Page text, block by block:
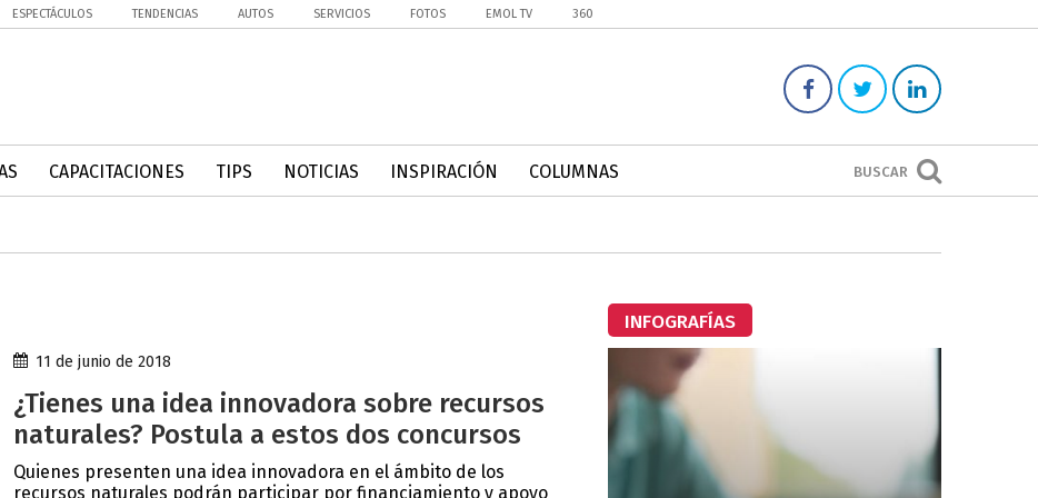
ESPECTÁCULOS TENDENCIAS AUTOS SERVICIOS FOTOS EMOL TV 360
BUSCAR
CAPACITACIONES TIPS NOTICIAS INSPIRACIÓN COLUMNAS
11 de junio de 2018
¿Tienes una idea innovadora sobre recursos
naturales? Postula a estos dos concursos
Quienes presenten una idea innovadora en el ámbito de los
recursos naturales podrán participar por financiamiento y apoyo
INFOGRAFÍAS